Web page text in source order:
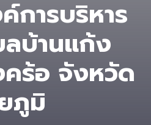
การบริหาร
บ้านแก้ง
คร้อ จังหวัด
ภูมิ